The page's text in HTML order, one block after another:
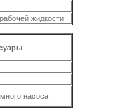
жидкости
насоса